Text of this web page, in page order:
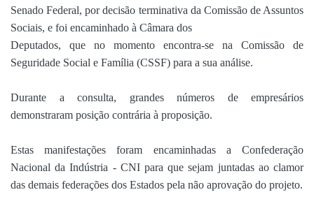
Senado Federal, por decisão terminativa da Comissão de Assuntos
Sociais, e foi encaminhado à Câmara dos
Deputados, que no momento encontra-se na Comissão de
Seguridade Social e Família (CSSF) para a sua análise.
Durante a consulta, grandes números de empresários
demonstraram posição contrária à proposição.
Estas manifestações foram encaminhadas a Confederação
Nacional da Indústria - CNI para que sejam juntadas ao clamor
das demais federações dos Estados pela não aprovação do projeto.